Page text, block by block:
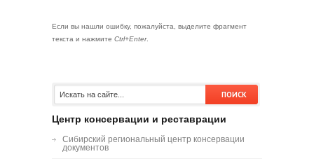
Если вы нашли ошибку, пожалуйста, выделите фрагмент
текста и нажмите Ctrl+Enter.
Центр консервации и реставрации
Сибирский региональный центр консервации
документов